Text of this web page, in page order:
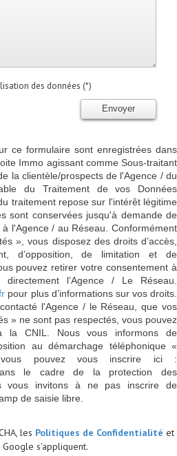
des données (*)
Envoyer
ce formulaire sont enregistrées dans
Immo agissant comme Sous-traitant
la clientèle/prospects de l'Agence / du
du Traitement de vos Données
traitement repose sur l'intérêt légitime
sont conservées jusqu'à demande de
l'Agence / au Réseau. Conformément
», vous disposez des droits d’accès,
d’opposition, de limitation et de
pouvez retirer votre consentement à
l’Agence / Le Réseau.
pour plus d’informations sur vos droits.
l'Agence / le Réseau, que vos
» ne sont pas respectés, vous pouvez
la CNIL. Nous vous informons de
au démarchage téléphonique «
pouvez vous inscrire ici :
le cadre de la protection des
vous invitons à ne pas inscrire de
de saisie libre.
les Politiques de Confidentialité et
s'appliquent.